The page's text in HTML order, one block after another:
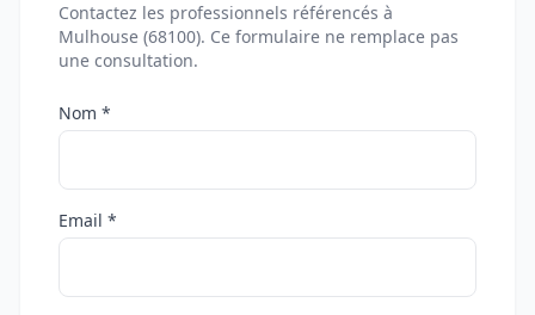
Contactez les professionnels référencés à
Mulhouse (68100). Ce formulaire ne remplace pas
une consultation.
Nom *
Email *